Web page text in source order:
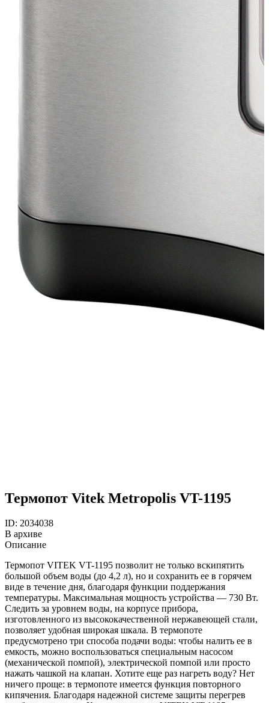
Термопот Vitek Metropolis VT-1195
ID: 2034038
В архиве
Описание
Термопот VITEK VT-1195 позволит не только вскипятить
большой объем воды (до 4,2 л), но и сохранить ее в горячем
виде в течение дня, благодаря функции поддержания
температуры. Максимальная мощность устройства — 730 Вт.
Следить за уровнем воды, на корпусе прибора,
изготовленного из высококачественной нержавеющей стали,
позволяет удобная широкая шкала. В термопоте
предусмотрено три способа подачи воды: чтобы налить ее в
емкость, можно воспользоваться специальным насосом
(механической помпой), электрической помпой или просто
нажать чашкой на клапан. Хотите еще раз нагреть воду? Нет
ничего проще: в термопоте имеется функция повторного
кипячения. Благодаря надежной системе защиты перегрев